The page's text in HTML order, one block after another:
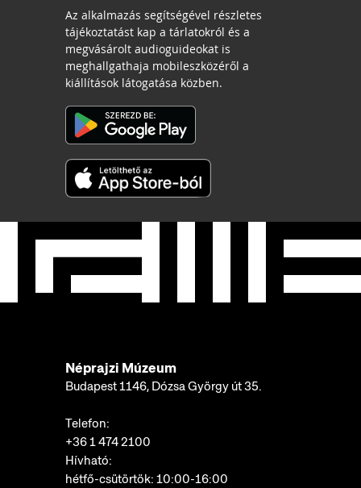
Az alkalmazás segítségével részletes
tájékoztatást kap a tárlatokról és a
megvásárolt audioguideokat is
meghallgathaja mobileszközéről a
kiállítások látogatása közben.
Néprajzi Múzeum
Budapest 1146, Dózsa György út 35.
Telefon:
+36 1 474 2100
Hívható:
hétfő-csütörtök: 10:00-16:00